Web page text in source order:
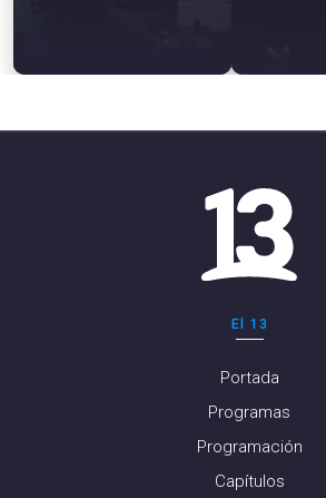
El 13
Portada
Programas
Programación
Capítulos